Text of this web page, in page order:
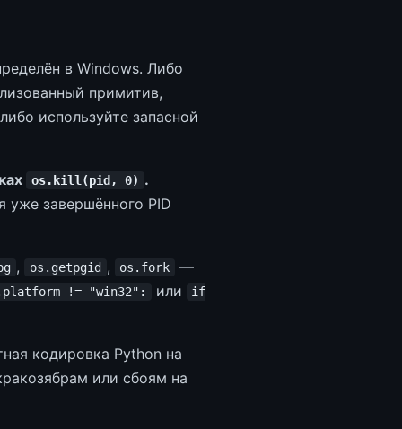
в Windows. Либо
примитив,
используйте запасной
os.kill(pid, 0) .
уже завершённого PID
, os.getpgid , os.fork
—
!= "win32": или
if
кодировка Python на
или сбоям на